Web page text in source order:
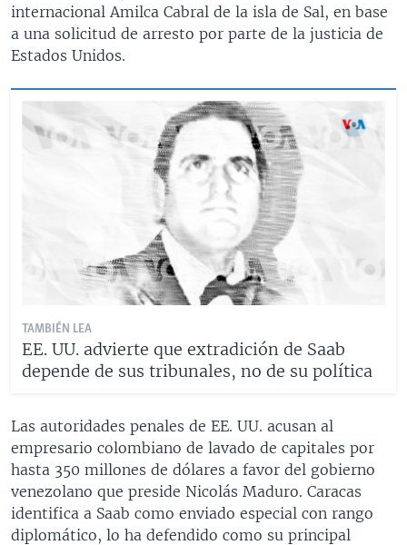
internacional Amilca Cabral de la isla de Sal, en base
a una solicitud de arresto por parte de la justicia de
Estados Unidos.
TAMBIÉN LEA
EE. UU. advierte que extradición de Saab
depende de sus tribunales, no de su política
Las autoridades penales de EE. UU. acusan al
empresario colombiano de lavado de capitales por
hasta 350 millones de dólares a favor del gobierno
venezolano que preside Nicolás Maduro. Caracas
identifica a Saab como enviado especial con rango
diplomático, lo ha defendido como su principal